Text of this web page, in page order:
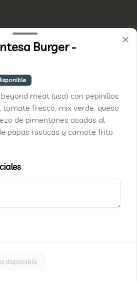
Burger -
meat (usa) con pepinillos
tomate fresco, mix verde, queso
de pimentones asados al
papas rústicas y camote frito
disponible